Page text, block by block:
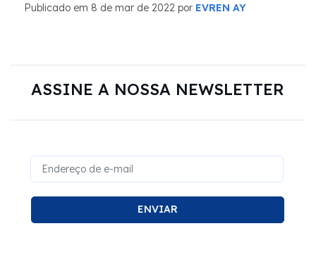
Publicado em 8 de mar de 2022 por EVREN AY
ASSINE A NOSSA NEWSLETTER
ENVIAR